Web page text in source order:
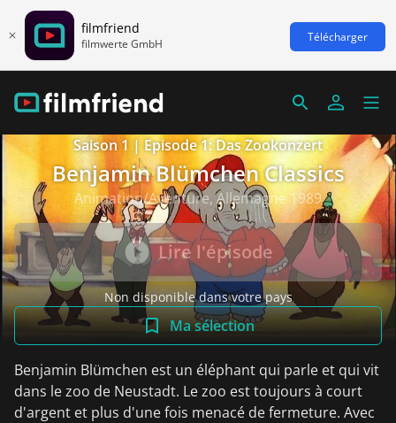
filmfriend
filmwerte GmbH Télécharger
Saison 1 | Episode 1: Das Zookonzert
Benjamin Blümchen Classics
Animation/Aventure, Allemagne 1989
Lire l'épisode
Non disponible dans votre pays
Ma sélection
Benjamin Blümchen est un éléphant qui parle et qui vit
dans le zoo de Neustadt. Le zoo est toujours à court
d'argent et plus d'une fois menacé de fermeture. Avec